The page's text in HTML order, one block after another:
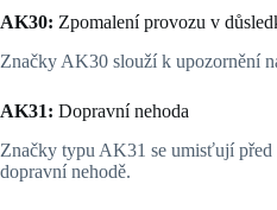
AK30: Zpomalení provozu v
Značky AK30 slouží k upozornění
AK31: Dopravní nehoda
Značky typu AK31 se umisťují před
dopravní nehodě.